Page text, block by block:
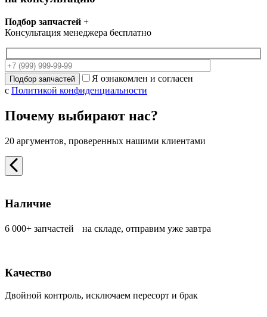
Подбор запчастей +
Консультация менеджера бесплатно
Я ознакомлен и согласен
с Политикой конфиденциальности
Почему выбирают нас?
20 аргументов, проверенных нашими клиентами
Наличие
6 000+ запчастей на складе, отправим уже завтра
Качество
Двойной контроль, исключаем пересорт и брак